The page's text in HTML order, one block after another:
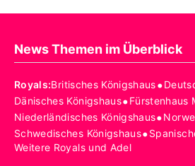
News Themen im Überblick
Royals:Britisches Königshaus•
Dänisches Königshaus•Fürstenhaus
Niederländisches Königshaus•
Schwedisches Königshaus•
Weitere Royals und Adel